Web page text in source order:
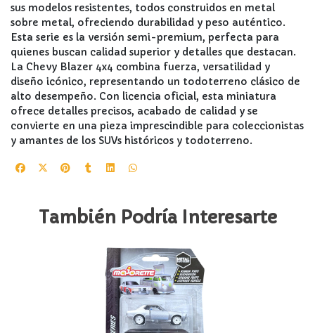
sus modelos resistentes, todos construidos en metal
sobre metal, ofreciendo durabilidad y peso auténtico.
Esta serie es la versión semi-premium, perfecta para
quienes buscan calidad superior y detalles que destacan.
La Chevy Blazer 4x4 combina fuerza, versatilidad y
diseño icónico, representando un todoterreno clásico de
alto desempeño. Con licencia oficial, esta miniatura
ofrece detalles precisos, acabado de calidad y se
convierte en una pieza imprescindible para coleccionistas
y amantes de los SUVs históricos y todoterreno.
También Podría Interesarte